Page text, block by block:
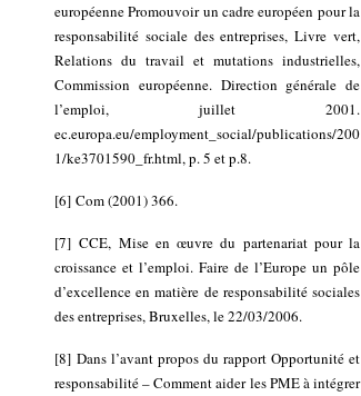
européenne Promouvoir un cadre européen pour la
responsabilité sociale des entreprises, Livre vert,
Relations du travail et mutations industrielles,
Commission européenne. Direction générale de
l’emploi, juillet 2001.
ec.europa.eu/employment_social/publications/200
1/ke3701590_fr.html, p. 5 et p.8.
[6] Com (2001) 366.
[7]CCE, Mise en œuvre du partenariat pour la
croissance et l’emploi. Faire de l’Europe un pôle
d’excellence en matière de responsabilité sociales
des entreprises, Bruxelles, le 22/03/2006.
[8] Dans l’avant propos du rapport Opportunité et
responsabilité – Comment aider les PME à intégrer